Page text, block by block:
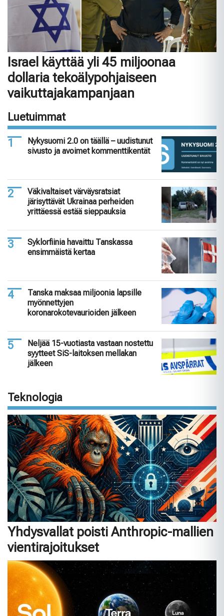
Israel käyttää yli 45 miljoonaa
dollaria tekoälypohjaiseen
vaikuttajakampanjaan
Luetuimmat
Nykysuomi 2.0 on täällä – uudistunut
sivusto ja avoimet kommenttikentät
Väkivaltaiset värväysratsiat
järisyttävät Ukrainaa perheiden
yrittäessä estää sieppauksia
Syklorfiinia havaittu Tanskassa
ensimmäistä kertaa
Tanska maksaa miljoonia lapsille
myönnettyjen
koronarokotevaurioiden jälkeen
Neljää 15-vuotiasta vastaan nostettu
syytteet SiS-laitoksen mellakan
jälkeen
Teknologia
Yhdysvallat poisti Anthropic-mallien
vientirajoitukset